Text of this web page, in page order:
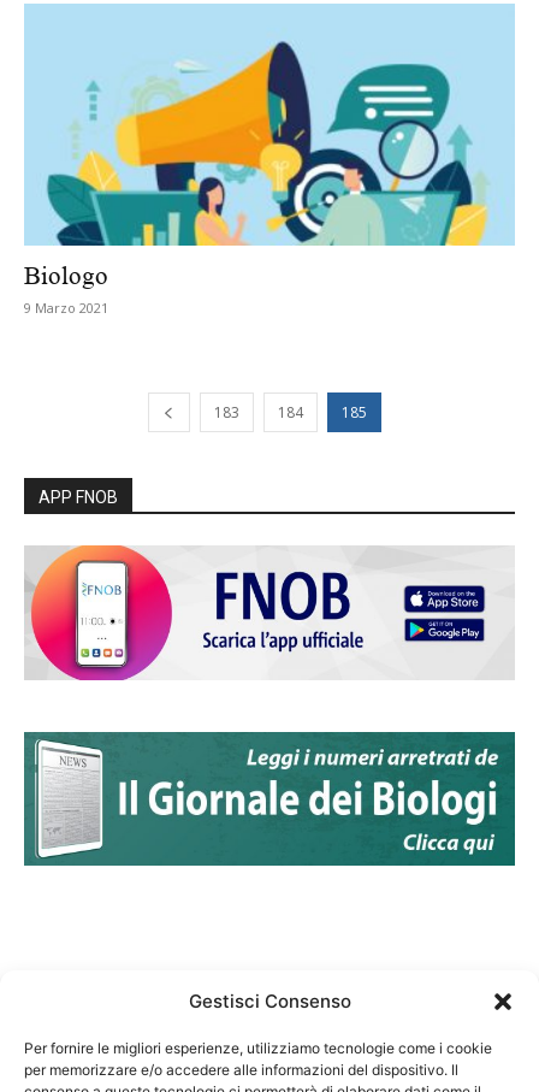
Gestisci Consenso
Per fornire le migliori esperienze, utilizziamo tecnologie come i cookie
per memorizzare e/o accedere alle informazioni del dispositivo. Il
Biologo
9 Marzo 2021
183 184 185
APP FNOB
Federazione Nazionale Degli Ordini dei Biologi: